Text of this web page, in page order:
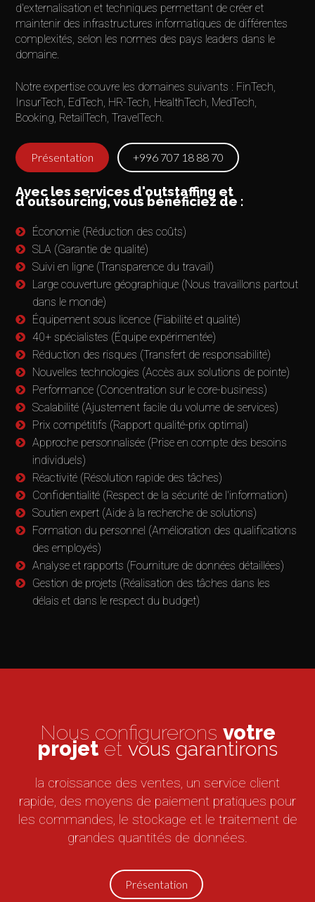
d'externalisation et techniques permettant de créer et
maintenir des infrastructures informatiques de différentes
complexités, selon les normes des pays leaders dans le
domaine.
Notre expertise couvre les domaines suivants : FinTech,
InsurTech, EdTech, HR-Tech, HealthTech, MedTech,
Booking, RetailTech, TravelTech.
Présentation +996 707 18 88 70
Avec les services d'outstaffing et
d'outsourcing, vous bénéficiez de :
Économie (Réduction des coûts)
SLA (Garantie de qualité)
Suivi en ligne (Transparence du travail)
Large couverture géographique (Nous travaillons partout
dans le monde)
Équipement sous licence (Fiabilité et qualité)
40+ spécialistes (Équipe expérimentée)
Réduction des risques (Transfert de responsabilité)
Nouvelles technologies (Accès aux solutions de pointe)
Performance (Concentration sur le core-business)
Scalabilité (Ajustement facile du volume de services)
Prix compétitifs (Rapport qualité-prix optimal)
Approche personnalisée (Prise en compte des besoins
individuels)
Réactivité (Résolution rapide des tâches)
Confidentialité (Respect de la sécurité de l'information)
Soutien expert (Aide à la recherche de solutions)
Formation du personnel (Amélioration des qualifications
des employés)
Analyse et rapports (Fourniture de données détaillées)
Gestion de projets (Réalisation des tâches dans les
délais et dans le respect du budget)
Nous configurerons votre
projet et vous garantirons
la croissance des ventes, un service client
rapide, des moyens de paiement pratiques pour
les commandes, le stockage et le traitement de
grandes quantités de données.
Présentation